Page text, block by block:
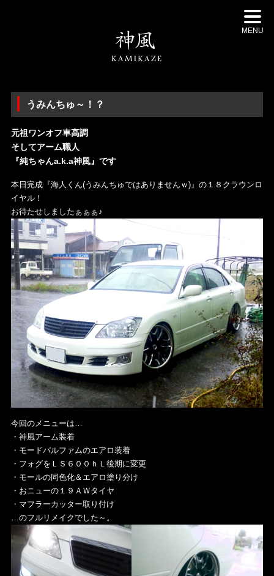
MENU
うみんちゅ～！？
元祖ワンオフ車高調
そしてアーム職人
『純ちゃんa.k.a神風』です
本日完成『海人くん(うみんちゅではありませんｗ)』の１８クラウンロ
イヤル！
お待たせしましたぁぁぁ♪
今回のメニューは…
・神風アーム装着
・モードパルファムのエアロ装着
・フォグをＬＳ６００ｈＬ後期に変更
・モールの同色化＆エアロ塗り分け
・おニューの１９ＡＷタイヤ
・マフラーカッター取り付け
…のフルリメイクでした～。